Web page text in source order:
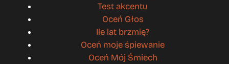
Test akcentu
Oceń Głos
Ile lat brzmię?
Oceń moje śpiewanie
Oceń Mój Śmiech